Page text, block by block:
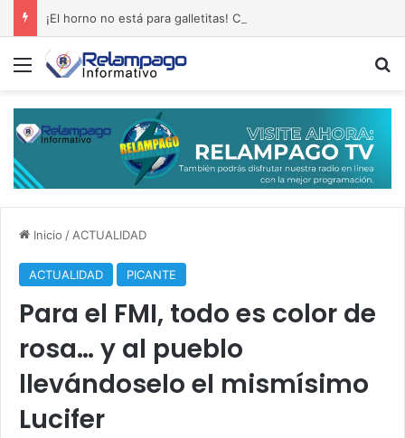
Menú
Inicio / ACTUALIDAD
ACTUALIDAD PICANTE
Para el FMI, todo es color de
rosa… y al pueblo
llevándoselo el mismísimo
Lucifer